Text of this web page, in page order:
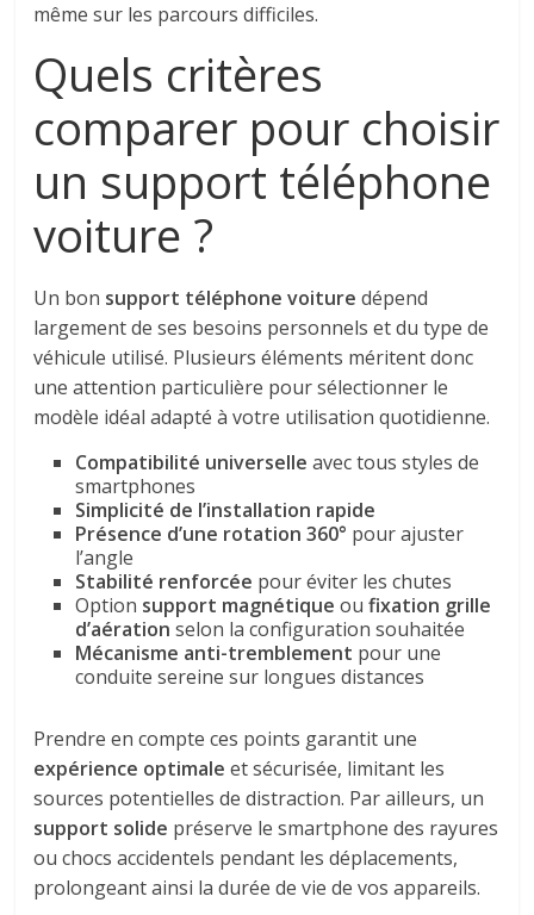
même sur les parcours difficiles.
Quels critères
comparer pour choisir
un support téléphone
voiture ?
Un bon support téléphone voiture dépend
largement de ses besoins personnels et du type de
véhicule utilisé. Plusieurs éléments méritent donc
une attention particulière pour sélectionner le
modèle idéal adapté à votre utilisation quotidienne.
Compatibilité universelle avec tous styles de
smartphones
Simplicité de l’installation rapide
Présence d’une rotation 360° pour ajuster
l’angle
Stabilité renforcée pour éviter les chutes
Option support magnétique oufixation grille
d’aération selon la configuration souhaitée
Mécanisme anti-tremblement pour une
conduite sereine sur longues distances
Prendre en compte ces points garantit une
expérience optimale et sécurisée, limitant les
sources potentielles de distraction. Par ailleurs, un
support solide préserve le smartphone des rayures
ou chocs accidentels pendant les déplacements,
prolongeant ainsi la durée de vie de vos appareils.